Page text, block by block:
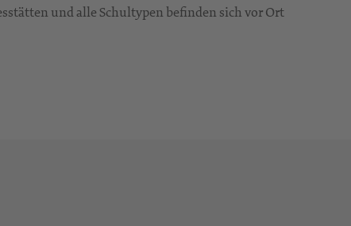
und alle Schultypen befinden sich vor Ort